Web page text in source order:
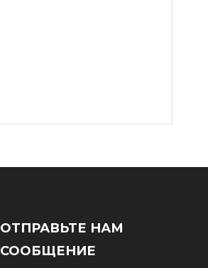
ОТПРАВЬТЕ НАМ
СООБЩЕНИЕ